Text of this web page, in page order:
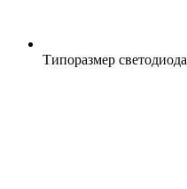
Типоразмер светодиода